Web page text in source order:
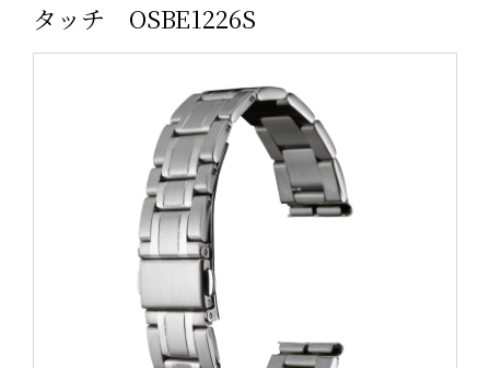
タッチ OSBE1226S